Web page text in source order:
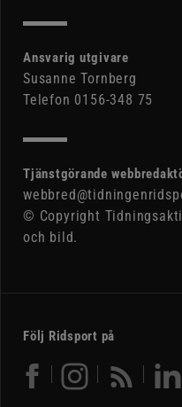
Ansvarig utgivare
Susanne Tornberg
Telefon 0156-348 75
Tjänstgörande
© Copyright
och bild.
Följ Ridsport på